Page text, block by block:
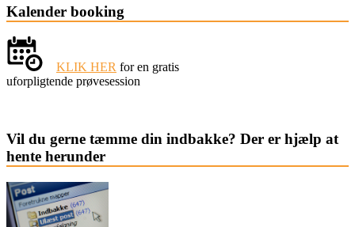
Kalender booking
KLIK HER for en gratis
uforpligtende prøvesession
Vil du gerne tæmme din indbakke? Der er hjælp at
hente herunder